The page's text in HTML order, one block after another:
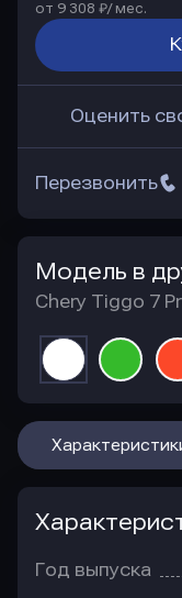
от 9 308 ₽/ мес.
Оценить
Перезвонить
Модель в
Chery Tiggo 7
Год выпуска